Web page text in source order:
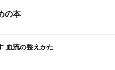
の本
血流の整えかた